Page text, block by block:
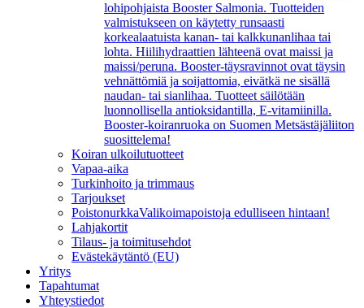
lohipohjaista Booster Salmonia. Tuotteiden
valmistukseen on käytetty runsaasti
korkealaatuista kanan- tai kalkkunanlihaa tai
lohta. Hiilihydraattien lähteenä ovat maissi ja
maissi/peruna. Booster-täysravinnot ovat täysin
vehnättömiä ja soijattomia, eivätkä ne sisällä
naudan- tai sianlihaa. Tuotteet säilötään
luonnollisella antioksidantilla, E-vitamiinilla.
Booster-koiranruoka on Suomen Metsästäjäliiton
suosittelema!
Koiran ulkoilutuotteet
Vapaa-aika
Turkinhoito ja trimmaus
Tarjoukset
PoistonurkkaValikoimapoistoja edulliseen hintaan!
Lahjakortit
Tilaus- ja toimitusehdot
Evästekäytäntö (EU)
Yritys
Tapahtumat
Yhteystiedot